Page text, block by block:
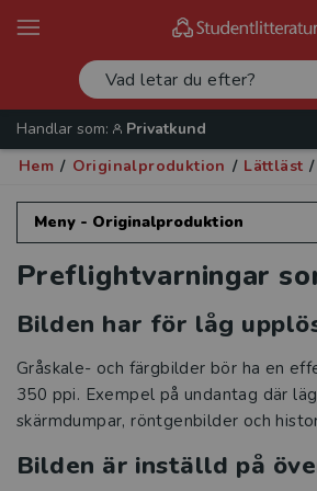
Handlar som:
Privatkund
Hem / Originalproduktion / Lättläst /
Meny - Originalproduktion
Originalproduktion
Kurslitteratur
Läromedel
Lättläst
Inställningar
Preflightvarningar
Bilden har för låg
Gråskale- och färgbilder bör ha en
350 ppi. Exempel på undantag där
skärmdumpar, röntgenbilder och
Bilden är inställd på